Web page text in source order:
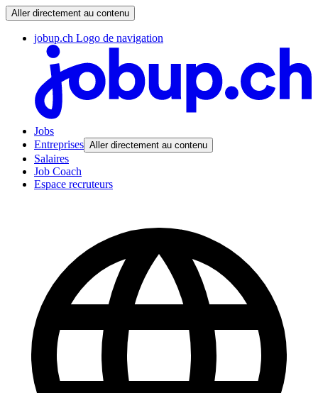
Aller directement au contenu
jobup.ch Logo de navigation
Jobs
Entreprises Aller directement au contenu
Salaires
Job Coach
Espace recruteurs